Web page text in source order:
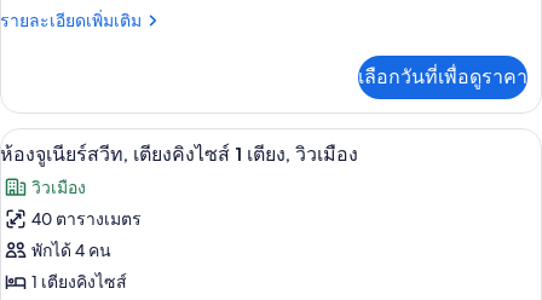
ของ
2
Double
Beds,
City
View
รายละเอียดเพิ่มเติม
ราย
เกี่ยว
กับ
Premier
Suite,
2
Double
Beds,
City
View
เลือกวันที่เพื่อดูราคา
เปิด
ภาพถ่าย
ทั้งหมด
ของ
ห้อง
ห้องจูเนียร์สวีท, เตียงคิงไซส์ 1 เตียง,
5
ห้องจูเนียร์สวีท, เตียงคิงไซส์ 1 เตียง, วิวเมือง
วิวเมือง
40 ตารางเมตร
พักได้ 4 คน
1 เตียงคิงไซส์